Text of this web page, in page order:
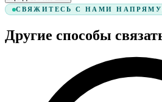
СВЯЖИТЕСЬ С НАМИ
Другие способы